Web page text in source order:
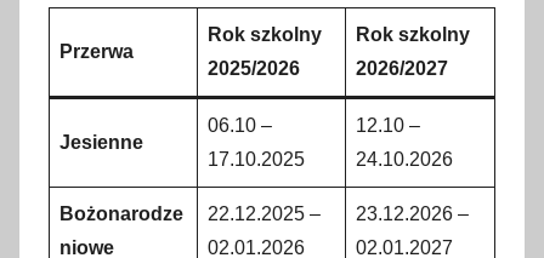
Przerwa
Rok szkolny
2025/2026
Rok szkolny
2026/2027
Jesienne
06.10 –
17.10.2025
12.10 –
24.10.2026
Bożonarodze
niowe
22.12.2025 –
02.01.2026
23.12.2026 –
02.01.2027